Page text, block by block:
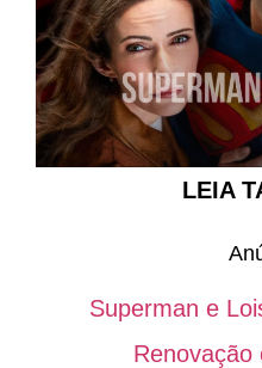
LEIA
Superman e
Renovação